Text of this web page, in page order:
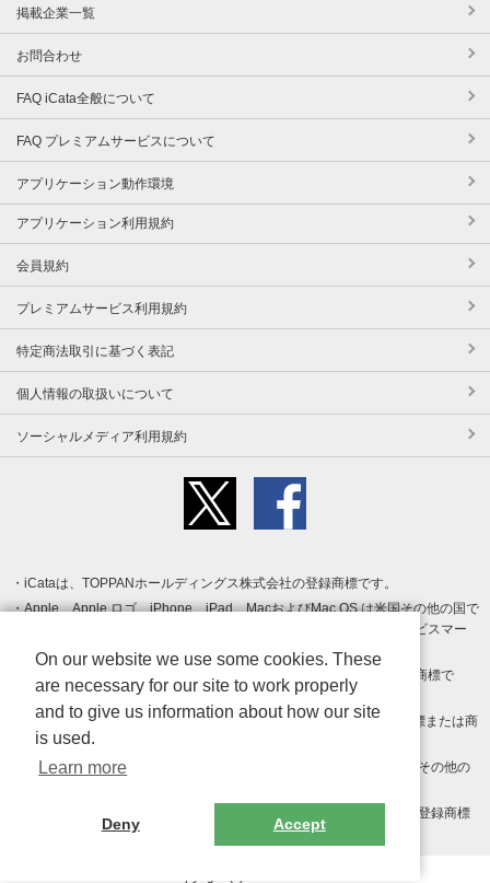
掲載企業一覧
お問合わせ
FAQ iCata全般について
FAQ プレミアムサービスについて
アプリケーション動作環境
アプリケーション利用規約
会員規約
プレミアムサービス利用規約
特定商法取引に基づく表記
個人情報の取扱いについて
ソーシャルメディア利用規約
iCataは、TOPPANホールディングス株式会社の登録商標です。
Apple、Apple ロゴ、iPhone、iPad、MacおよびMac OS は米国その他の国で
登録された Apple Inc. の商標です。App Store は Apple Inc. のサービスマー
クです。
Android、Google Play および Google Play ロゴ は Google LLC の商標で
す。
Windows は Microsoft Inc.の米国およびその他の国における登録商標または商
標です。
Adobe、Adobe Reader、Adobe PDF は、Adobe Inc.の米国およびその他の
その他、記載されている会社名、商品名、ロゴは各社の商標または登録商標
On our website we use some cookies. These
are necessary for our site to work properly
and to give us information about how our site
is used.
Learn more
Deny Accept